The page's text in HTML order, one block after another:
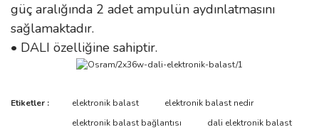
güç aralığında 2 adet ampulün aydınlatmasını
sağlamaktadır.
• DALI özelliğine sahiptir.
Bu ürüne ilk yorumu siz yapın!
Bu ürünün fiyat bilgisi, resim, ürün açıklamalarında ve diğer
tarafımıza iletebilirsiniz.
Etiketler : elektronik balast
elektronik balast nedir
elektronik balast bağlantısı
dali elektronik balast